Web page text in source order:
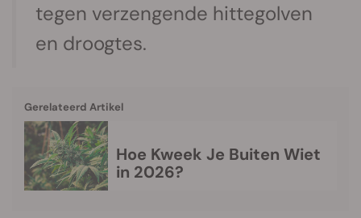
tegen verzengende hittegolven
en droogtes.
Gerelateerd Artikel
Hoe Kweek Je Buiten Wiet
in 2026?